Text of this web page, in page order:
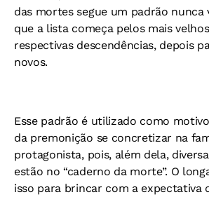
das mortes segue um padrão nunca
que a lista começa pelos mais
respectivas descendências, depois
novos.
Esse padrão é utilizado como
da premonição se concretizar na
protagonista, pois, além dela,
estão no “caderno da morte”. O
isso para brincar com a expectativa